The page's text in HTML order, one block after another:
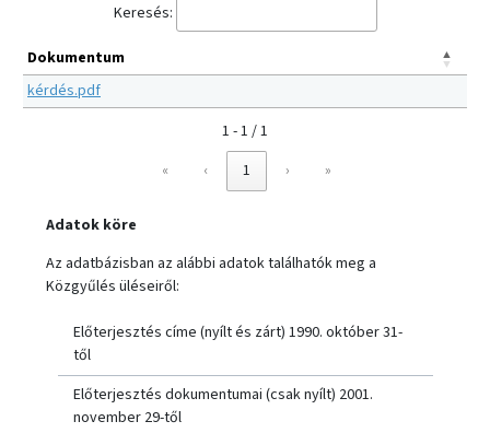
Keresés:
Dokumentum
kérdés.pdf
1 - 1 / 1
«
‹ 1 › »
Adatok köre
Az adatbázisban az alábbi adatok találhatók meg a
Közgyűlés üléseiről:
Előterjesztés címe (nyílt és zárt) 1990. október 31-
től
Előterjesztés dokumentumai (csak nyílt) 2001.
november 29-től